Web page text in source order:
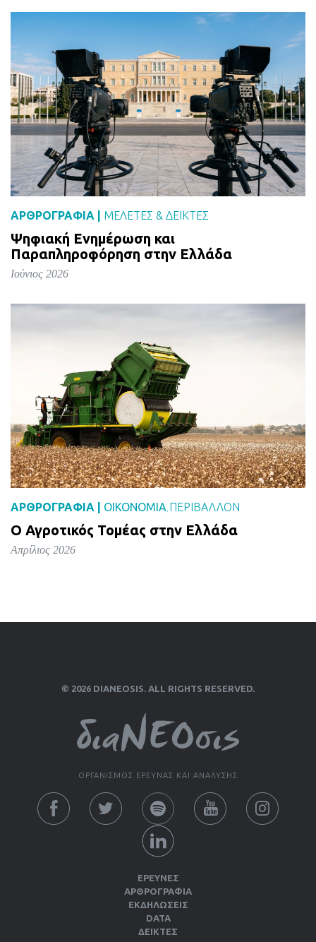
ΑΡΘΡΟΓΡΑΦΙΑ | ΜΕΛΈΤΕΣ & ΔΕΙΚΤΕΣ
Ψηφιακή Ενημέρωση και
Παραπληροφόρηση στην Ελλάδα
Ιούνιος 2026
ΑΡΘΡΟΓΡΑΦΙΑ | ΟΙΚΟΝΟΜΙΑ, ΠΕΡΙΒΑΛΛΟΝ
Ο Αγροτικός Τομέας στην Ελλάδα
Απρίλιος 2026
© 2026 DIANEOSIS. ALL RIGHTS RESERVED.
ΟΡΓΑΝΙΣΜΟΣ ΕΡΕΥΝΑΣ ΚΑΙ ΑΝΑΛΥΣΗΣ
ΕΡΕΥΝΕΣ
ΑΡΘΡΟΓΡΑΦΙΑ
ΕΚΔΗΛΏΣΕΙΣ
DATA
ΔΕΊΚΤΕΣ